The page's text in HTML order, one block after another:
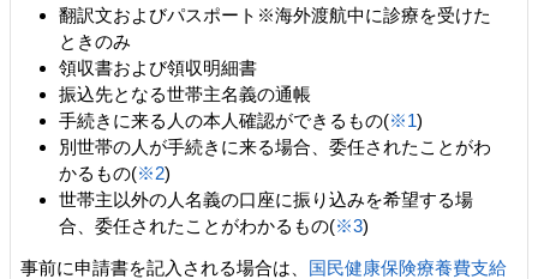
翻訳文およびパスポート※海外渡航中に診療を受けた
ときのみ
領収書および領収明細書
振込先となる世帯主名義の通帳
手続きに来る人の本人確認ができるもの(※1)
別世帯の人が手続きに来る場合、委任されたことがわ
かるもの(※2)
世帯主以外の人名義の口座に振り込みを希望する場
合、委任されたことがわかるもの(※3)
事前に申請書を記入される場合は、 国民健康保険療養費支給